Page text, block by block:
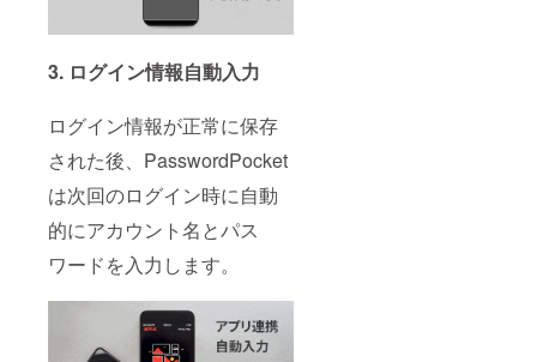
3. ログイン情報自動入力
ログイン情報が正常に保存
された後、PasswordPocket
は次回のログイン時に自動
的にアカウント名とパス
ワードを入力します。